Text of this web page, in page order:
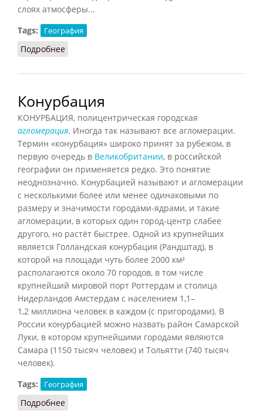
слоях атмосферы...
Tags:
География
Подробнее
Конурбация
КОНУРБАЦИЯ, полицентрическая городская
агломерация. Иногда так называют все агломерации.
Термин «конурбация» широко принят за рубежом, в
первую очередь в Великобритании, в российской
географии он применяется редко. Это понятие
неоднозначно. Конурбацией называют и агломерации
с несколькими более или менее одинаковыми по
размеру и значимости городами-ядрами, и такие
агломерации, в которых один город-центр слабее
другого, но растёт быстрее. Одной из крупнейших
является Голландская конурбация (Рандштад), в
которой на площади чуть более 2000 км²
располагаются около 70 городов, в том числе
крупнейший мировой порт Роттердам и столица
Нидерландов Амстердам с населением 1,1–
1,2 миллиона человек в каждом (с пригородами). В
России конурбацией можно назвать район Самарской
Луки, в котором крупнейшими городами являются
Самара (1150 тысяч человек) и Тольятти (740 тысяч
человек).
Tags:
География
Подробнее